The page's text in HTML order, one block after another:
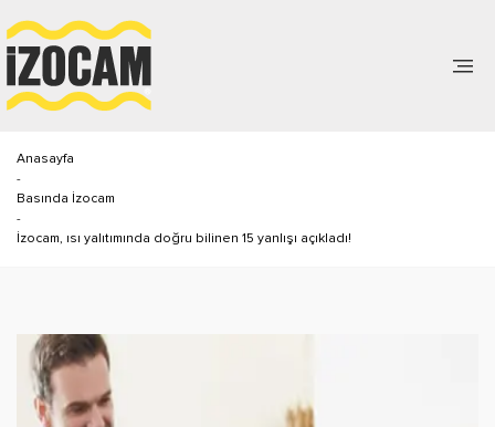
Anasayfa
-
Basında İzocam
-
İzocam, ısı yalıtımında doğru bilinen 15 yanlışı açıkladı!